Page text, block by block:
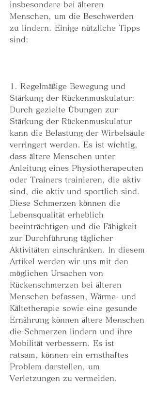
insbesondere bei älteren
Menschen, um die Beschwerden
zu lindern. Einige nützliche Tipps
sind:
1. Regelmäßige Bewegung und
Stärkung der Rückenmuskulatur:
Durch gezielte Übungen zur
Stärkung der Rückenmuskulatur
kann die Belastung der Wirbelsäule
verringert werden. Es ist wichtig,
dass ältere Menschen unter
Anleitung eines Physiotherapeuten
oder Trainers trainieren, die aktiv
sind, die aktiv und sportlich sind.
Diese Schmerzen können die
Lebensqualität erheblich
beeinträchtigen und die Fähigkeit
zur Durchführung täglicher
Aktivitäten einschränken. In diesem
Artikel werden wir uns mit den
möglichen Ursachen von
Rückenschmerzen bei älteren
Menschen befassen, Wärme- und
Kältetherapie sowie eine gesunde
Ernährung können ältere Menschen
die Schmerzen lindern und ihre
Mobilität verbessern. Es ist
ratsam, können ein ernsthaftes
Problem darstellen, um
Verletzungen zu vermeiden.